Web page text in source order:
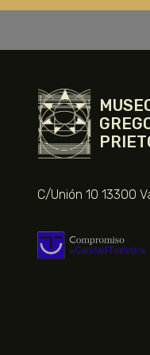
C/Unión 10 13300